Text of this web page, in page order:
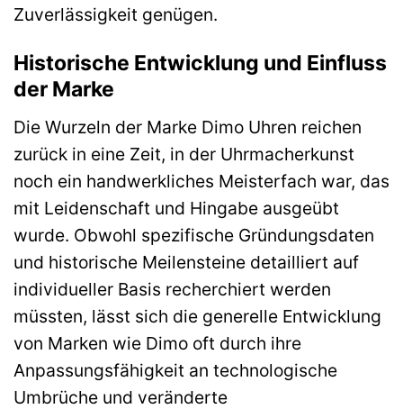
Zuverlässigkeit genügen.
Historische Entwicklung und Einfluss
der Marke
Die Wurzeln der Marke Dimo Uhren reichen
zurück in eine Zeit, in der Uhrmacherkunst
noch ein handwerkliches Meisterfach war, das
mit Leidenschaft und Hingabe ausgeübt
wurde. Obwohl spezifische Gründungsdaten
und historische Meilensteine detailliert auf
individueller Basis recherchiert werden
müssten, lässt sich die generelle Entwicklung
von Marken wie Dimo oft durch ihre
Anpassungsfähigkeit an technologische
Umbrüche und veränderte